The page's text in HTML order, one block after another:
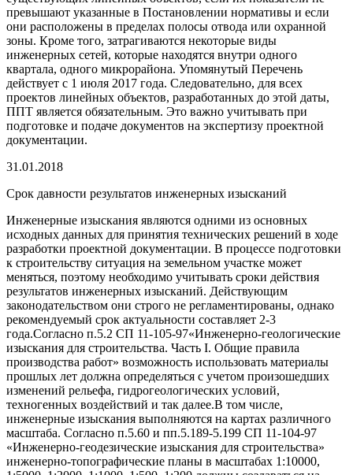
превышают указанные в Постановлении нормативы и если
они расположены в пределах полосы отвода или охранной
зоны. Кроме того, затрагиваются некоторые виды
инженерных сетей, которые находятся внутри одного
квартала, одного микрорайона. Упомянутый Перечень
действует с 1 июля 2017 года. Следовательно, для всех
проектов линейных объектов, разработанных до этой даты,
ППТ является обязательным. Это важно учитывать при
подготовке и подаче документов на экспертизу проектной
документации.
31.01.2018
Срок давности результатов инженерных изысканий
Инженерные изыскания являются одними из основных
исходных данных для принятия технических решений в ходе
разработки проектной документации. В процессе подготовки
к строительству ситуация на земельном участке может
меняться, поэтому необходимо учитывать сроки действия
результатов инженерных изысканий. Действующим
законодательством они строго не регламентированы, однако
рекомендуемый срок актуальности составляет 2-3
года.Согласно п.5.2 СП 11-105-97«Инженерно-геологические
изыскания для строительства. Часть I. Общие правила
производства работ» возможность использовать материалы
прошлых лет должна определяться с учетом произошедших
изменений рельефа, гидрогеологических условий,
техногенных воздействий и так далее.В том числе,
инженерные изыскания выполняются на картах различного
масштаба. Согласно п.5.60 и пп.5.189-5.199 СП 11-104-97
«Инженерно-геодезические изыскания для строительства»
инженерно-топографические планы в масштабах 1:10000,